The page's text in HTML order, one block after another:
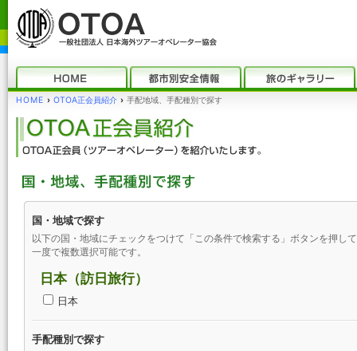
HOME › OTOA正会員紹介 › 手配地域、手配種別で探す
国・地域で探す
以下の国・地域にチェックをつけて「この条件で検索する」ボタンを押し
一度で複数選択可能です。
日本（訪日旅行）
日本
手配種別で探す